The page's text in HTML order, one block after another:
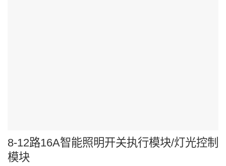
8-12路16A智能照明开关执行模块/灯光控制
模块